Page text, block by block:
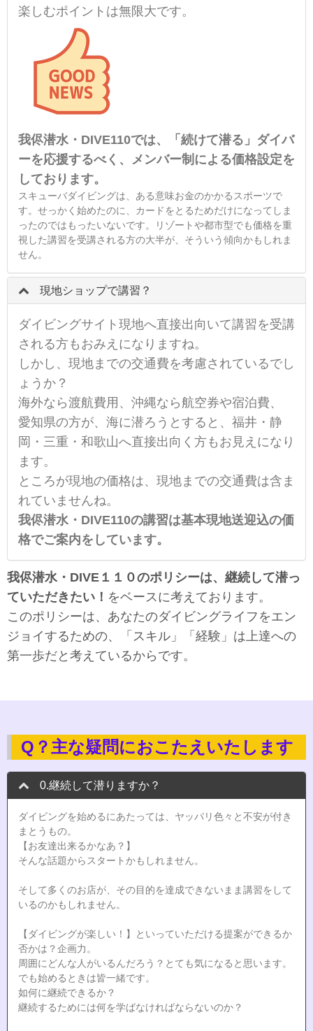
楽しむポイントは無限大です。
我侭潜水・DIVE110では、「続けて潜る」ダイバ
ーを応援するべく、メンバー制による価格設定を
しております。
スキューバダイビングは、ある意味お金のかかるスポーツで
す。せっかく始めたのに、カードをとるためだけになってしま
ったのではもったいないです。リゾートや都市型でも価格を重
視した講習を受講される方の大半が、そういう傾向かもしれま
せん。
現地ショップで講習？
ダイビングサイト現地へ直接出向いて講習を受講
される方もおみえになりますね。
しかし、現地までの交通費を考慮されているでし
ょうか？
海外なら渡航費用、沖縄なら航空券や宿泊費、
愛知県の方が、海に潜ろうとすると、福井・静
岡・三重・和歌山へ直接出向く方もお見えになり
ます。
ところが現地の価格は、現地までの交通費は含ま
れていませんね。
我侭潜水・DIVE110の講習は基本現地送迎込の価
格でご案内をしています。
我侭潜水・DIVE１１０のポリシーは、継続して潜っ
ていただきたい！ をベースに考えております。
このポリシーは、あなたのダイビングライフをエン
ジョイするための、「スキル」「経験」は上達への
第一歩だと考えているからです。
Q？主な疑問におこたえいたします
0.継続して潜りますか？
ダイビングを始めるにあたっては、ヤッパリ色々と不安が付き
まとうもの。
【お友達出来るかなあ？】
そんな話題からスタートかもしれません。
そして多くのお店が、その目的を達成できないまま講習をして
いるのかもしれません。
【ダイビングが楽しい！】といっていただける提案ができるか
否かは？企画力。
周囲にどんな人がいるんだろう？とても気になると思います。
でも始めるときは皆一緒です。
如何に継続できるか？
継続するためには何を学ばなければならないのか？